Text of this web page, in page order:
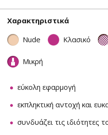
Χαρακτηριστικά
Nude Κλασικό
Μικρή
εύκολη εφαρμογή
εκπληκτική αντοχή και
συνδυάζει τις ιδιότητες